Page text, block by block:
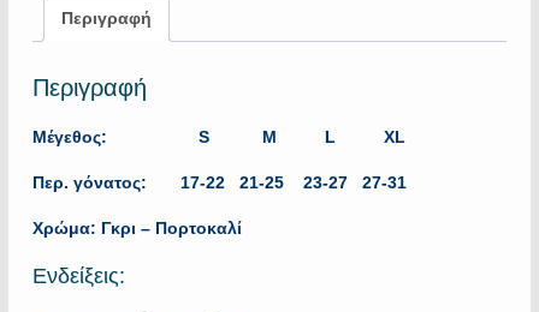
Περιγραφή
Περιγραφή
Μέγεθος: S M L XL
Περ. γόνατος: 17-22 21-25 23-27 27-31
Χρώμα: Γκρι – Πορτοκαλί
Ενδείξεις: